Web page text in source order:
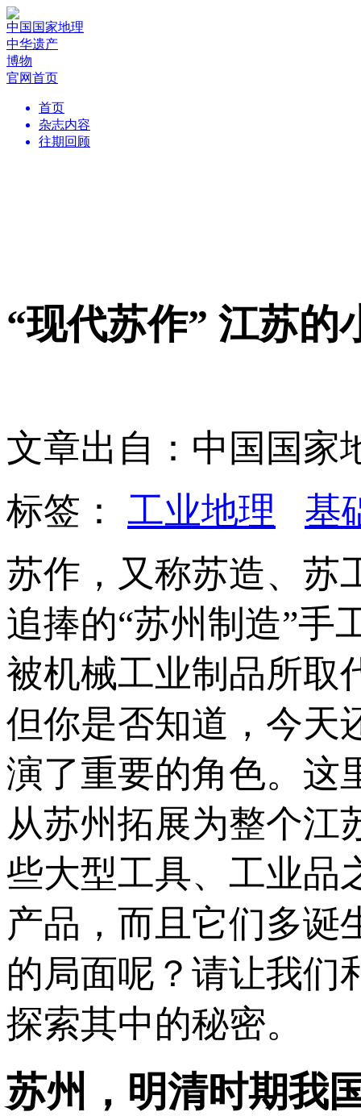
中国国家地理
中华遗产
博物
官网首页
首页
杂志内容
往期回顾
“现代苏作” 江苏的
文章出自：中国国家
标签： 工业地理
基
苏作，又称苏造、苏
追捧的“苏州制造”手
被机械工业制品所取
但你是否知道，今天
演了重要的角色。这
从苏州拓展为整个江
些大型工具、工业品
产品，而且它们多诞
的局面呢？请让我们
探索其中的秘密。
苏州，明清时期我